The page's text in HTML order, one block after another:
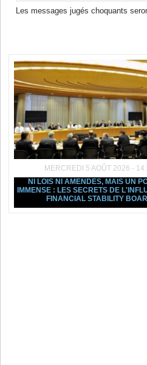
Les messages jugés choquants
MERCREDI 5 AOÛT 2026 -
NI LOIS NI AMENDES, MAIS UN
IMMENSE : LES SECRETS DE
FINANCIAL STABILITY